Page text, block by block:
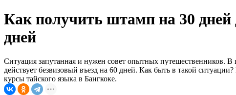
Как получить штамп на 30 дней
дней
Ситуация запутанная и нужен совет опытных путешественников.
действует безвизовый въезд на 60 дней. Как быть в такой
курсы тайского языка в Бангкоке.